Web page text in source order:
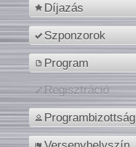
Díjazás
Szponzorok
Program
Regisztráció
Programbizottság